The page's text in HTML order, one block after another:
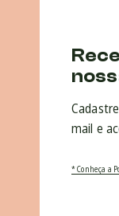
mail e
* Conheça a